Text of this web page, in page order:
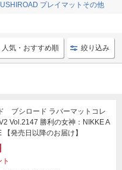
プレイマットその他
ョン V2 ラバーマット
人気・おすすめ順 絞り込み
ブシロード ラバーマットコレ
Vol.2147 勝利の女神：NIKKE A
【発売日以降のお届け】